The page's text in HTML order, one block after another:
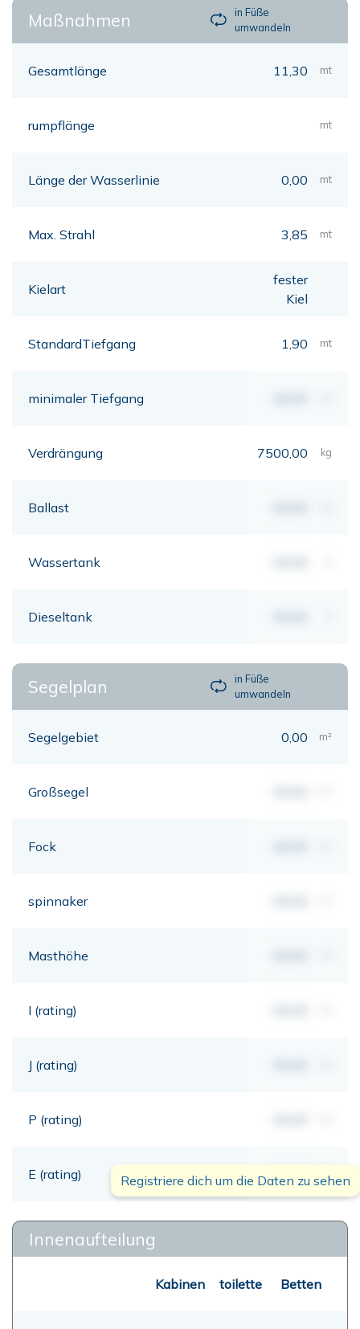
Maßnahmen
in Füße
umwandeln
Gesamtlänge 11,30 mt
rumpflänge mt
Länge der Wasserlinie 0,00 mt
Max. Strahl 3,85 mt
Kielart
fester
Kiel
StandardTiefgang 1,90 mt
minimaler Tiefgang
Verdrängung 7500,00 kg
Ballast
Wassertank
Dieseltank
Segelplan
in Füße
umwandeln
Segelgebiet 0,00 m²
Großsegel
Fock
spinnaker
Masthöhe
I (rating)
J (rating)
P (rating)
E (rating) 00,00 mt
Registriere dich um die Daten zu sehen
Innenaufteilung
Kabinen toilette Betten